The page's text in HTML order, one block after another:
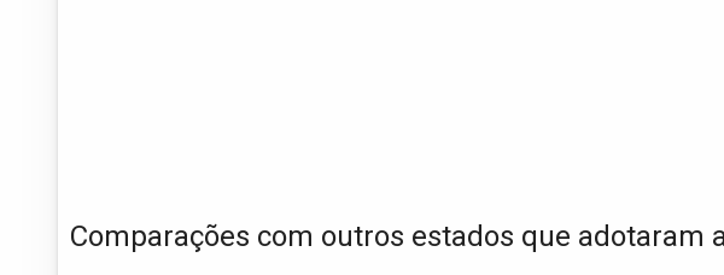
Comparações com outros estados que adotaram